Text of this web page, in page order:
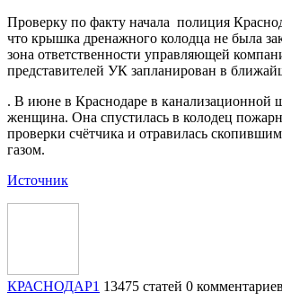
Проверку по факту начала полиция
что крышка дренажного колодца не была
зона ответственности управляющей
представителей УК запланирован в
. В июне в Краснодаре в канализационной
женщина. Она спустилась в колодец
проверки счётчика и отравилась
газом.
Источник
КРАСНОДАР1 13475 статей 0 комментариев